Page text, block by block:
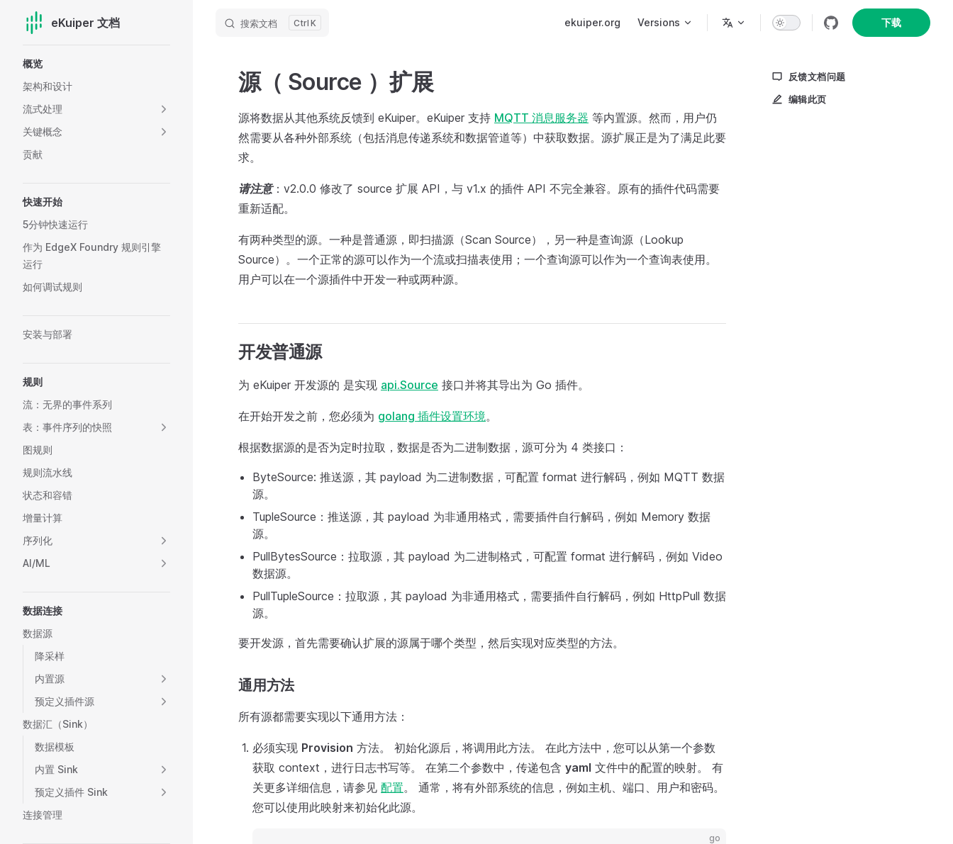
Skip to content
eKuiper 文档 搜索文档 K ekuiper.org Versions 下载
概览
架构和设计
流式处理
关键概念
贡献
快速开始
5分钟快速运行
作为 EdgeX Foundry 规则引擎
运行
如何调试规则
安装与部署
规则
流：无界的事件系列
表：事件序列的快照
图规则
规则流水线
状态和容错
增量计算
序列化
AI/ML
数据连接
数据源
降采样
内置源
预定义插件源
数据汇（Sink）
数据模板
内置 Sink
预定义插件 Sink
连接管理
反馈文档问题
编辑此页
源（ Source ）扩展
源将数据从其他系统反馈到 eKuiper。eKuiper 支持 MQTT 消息服务器 等内置源。然而，用户仍
然需要从各种外部系统（包括消息传递系统和数据管道等）中获取数据。源扩展正是为了满足此要
求。
请注意：v2.0.0 修改了 source 扩展 API，与 v1.x 的插件 API 不完全兼容。原有的插件代码需要
重新适配。
有两种类型的源。一种是普通源，即扫描源（Scan Source），另一种是查询源（Lookup
Source）。一个正常的源可以作为一个流或扫描表使用；一个查询源可以作为一个查询表使用。
用户可以在一个源插件中开发一种或两种源。
开发普通源
为 eKuiper 开发源的 是实现 api.Source 接口并将其导出为 Go 插件。
在开始开发之前，您必须为 golang 插件设置环境。
根据数据源的是否为定时拉取，数据是否为二进制数据，源可分为 4 类接口：
ByteSource: 推送源，其 payload 为二进制数据，可配置 format 进行解码，例如 MQTT 数据
源。
TupleSource：推送源，其 payload 为非通用格式，需要插件自行解码，例如 Memory 数据
源。
PullBytesSource：拉取源，其 payload 为二进制格式，可配置 format 进行解码，例如 Video
数据源。
PullTupleSource：拉取源，其 payload 为非通用格式，需要插件自行解码，例如 HttpPull 数据
源。
要开发源，首先需要确认扩展的源属于哪个类型，然后实现对应类型的方法。
通用方法
所有源都需要实现以下通用方法：
必须实现 Provision 方法。 初始化源后，将调用此方法。 在此方法中，您可以从第一个参数
获取 context，进行日志书写等。 在第二个参数中，传递包含 yaml 文件中的配置的映射。 有
关更多详细信息，请参见 配置。 通常，将有外部系统的信息，例如主机、端口、用户和密码。
您可以使用此映射来初始化此源。
go